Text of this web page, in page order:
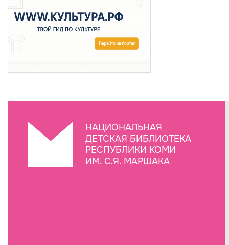
НАЦИОНАЛЬНАЯ
ДЕТСКАЯ БИБЛИОТЕКА
РЕСПУБЛИКИ КОМИ
ИМ. С.Я. МАРШАКА